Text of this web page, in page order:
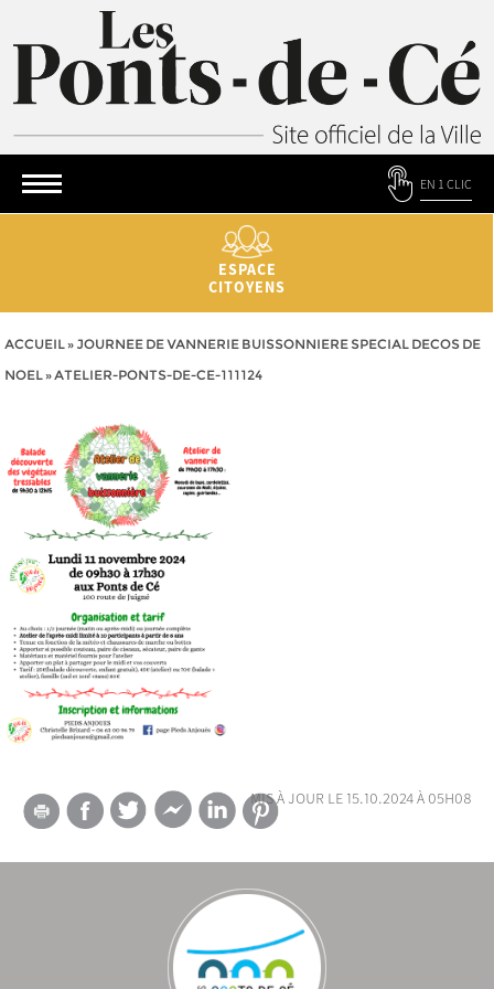
EN 1 CLIC
ESPACE
CITOYENS
ACCUEIL» JOURNEE DE VANNERIE BUISSONNIERE SPECIAL DECOS DE
NOEL»ATELIER-PONTS-DE-CE-111124
mis à jour le 15.10.2024 à 05h08